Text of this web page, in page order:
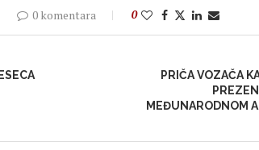
0 komentara 0
PRIČA VOZAČA
MEĐUNARODNOM